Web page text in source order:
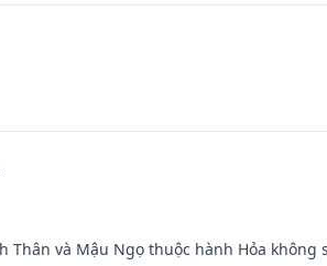
và Mậu Ngọ thuộc hành Hỏa không